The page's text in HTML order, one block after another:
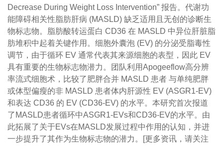
Decrease During Weight Loss Intervention” 报告。代谢功
能障碍相关性脂肪肝病 (MASLD) 缺乏适用且无创的诊断生
物标志物。脂肪酸转运蛋白 CD36 在 MASLD 中异位肝脏脂
肪堆积中起着关键作用。细胞外囊泡 (EV) 的分泌受脂毒性
调节，由于循环 EV 通常代表其来源细胞的表型，因此 EV
具有重要的生物标志物潜力。团队利用Apogeeflow高分辨
率流式细胞术，比较了肥胖合并 MASLD 患者 与单纯肥胖
或体型偏瘦的非 MASLD 患者体内肝源性 EV (ASGR1-EV)
和表达 CD36 的 EV (CD36-EV) 的水平。本研究首次报道
了MASLD患者循环中ASGR1-EVs和CD36-EV的水平。由
此拓展了关于EVs在MASLD发展过程中作用的认知，并进
一步提升了其作为生物标志物的潜力。[更多资讯，请关注